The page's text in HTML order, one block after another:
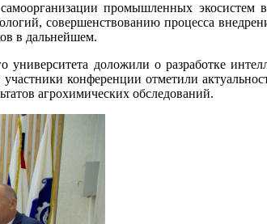
промышленных экосистем в
совершенствованию процесса
в дальнейшем.
доложили о разработке
конференции отметили
агрохимических обследований.